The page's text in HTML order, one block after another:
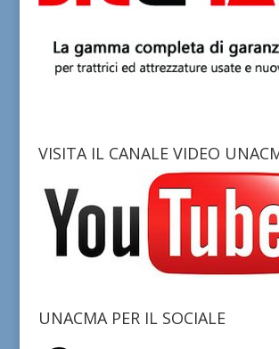
VISITA IL CANALE VIDEO
UNACMA PER IL SOCIALE